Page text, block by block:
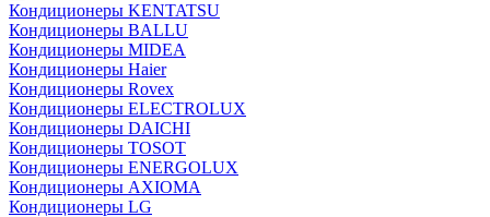
Кондиционеры KENTATSU
Кондиционеры BALLU
Кондиционеры MIDEA
Кондиционеры Haier
Кондиционеры Rovex
Кондиционеры ELECTROLUX
Кондиционеры DAICHI
Кондиционеры TOSOT
Кондиционеры ENERGOLUX
Кондиционеры AXIOMA
Кондиционеры LG